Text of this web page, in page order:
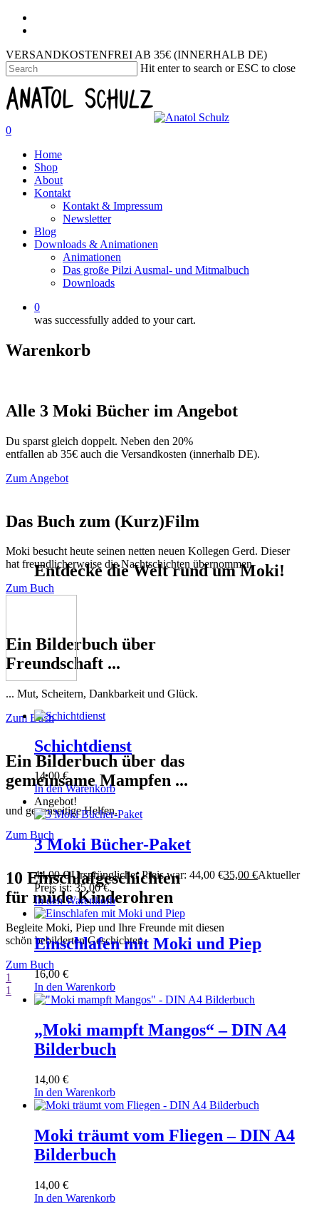
VERSANDKOSTENFREI AB 35€ (INNERHALB DE)
Hit enter to search or ESC to close
0
Home
Shop
About
Kontakt
Kontakt & Impressum
Newsletter
Blog
Downloads & Animationen
Animationen
Das große Pilzi Ausmal- und Mitmalbuch
Downloads
0
was successfully added to your cart.
Warenkorb
Alle 3 Moki Bücher im Angebot
Du sparst gleich doppelt. Neben den 20%
entfallen ab 35€ auch die Versandkosten (innerhalb DE).
Zum Angebot
Das Buch zum (Kurz)Film
Moki besucht heute seinen netten neuen Kollegen Gerd. Dieser
hat freundlicherweise die Nachtschichten übernommen.
Zum Buch
Ein Bilderbuch über
Freundschaft ...
... Mut, Scheitern, Dankbarkeit und Glück.
Zum Buch
Ein Bilderbuch über das
gemeinsame Mampfen ...
und gegenseitige Helfen.
Zum Buch
10 Einschlafgeschichten
für müde Kinderohren
Begleite Moki, Piep und Ihre Freunde mit diesen
schön bebilderten Geschichten.
Zum Buch
1
1
Entdecke die Welt rund um Moki!
Schichtdienst
14,00€
In den Warenkorb
Angebot!
3 Moki Bücher-Paket
44,00€ Ursprünglicher Preis war: 44,00 €35,00 €Aktueller
Preis ist: 35,00 €.
In den Warenkorb
Einschlafen mit Moki und Piep
16,00 €
In den Warenkorb
„Moki mampft Mangos“ – DIN A4
Bilderbuch
14,00 €
In den Warenkorb
Moki träumt vom Fliegen – DIN A4
Bilderbuch
14,00 €
In den Warenkorb